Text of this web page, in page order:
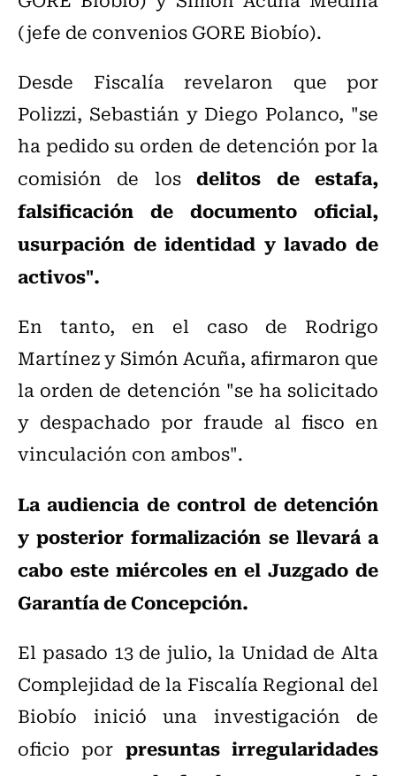
(jefe de convenios GORE Biobío).
Desde Fiscalía revelaron que por
Polizzi, Sebastián y Diego Polanco, "se
ha pedido su orden de detención por la
comisión de losdelitos de estafa,
falsificación de documento oficial,
usurpación de identidad y lavado de
activos".
En tanto, en el caso de Rodrigo
Martínez y Simón Acuña, afirmaron que
la orden de detención "se ha solicitado
y despachado por fraude al fisco en
vinculación con ambos".
La audiencia de control de detención
y posterior formalización se llevará a
cabo este miércoles en el Juzgado de
Garantía de Concepción.
El pasado 13 de julio, la Unidad de Alta
Complejidad de la Fiscalía Regional del
Biobío inició una investigación de
oficio por presuntas irregularidades